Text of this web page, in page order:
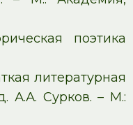
поэтика
литературная
А.А. Сурков. – М.: